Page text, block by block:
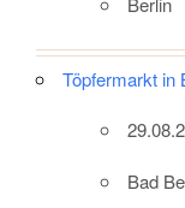
Töpfermarkt in
Bad